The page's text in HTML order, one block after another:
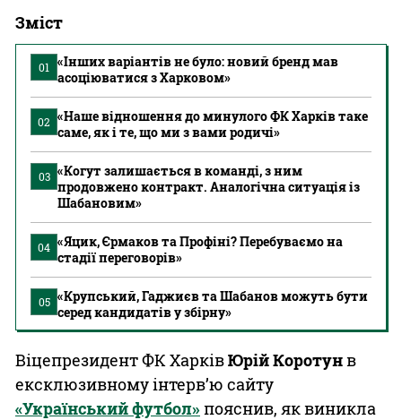
Зміст
01
«Інших варіантів не було: новий бренд мав
асоціюватися з Харковом»
02 «Наше відношення до минулого ФК Харків таке
саме, як і те, що ми з вами родичі»
03 «Когут залишається в команді, з ним
продовжено контракт. Аналогічна ситуація із
Шабановим»
04 «Яцик, Єрмаков та Профіні? Перебуваємо на
стадії переговорів»
05 «Крупський, Гаджиєв та Шабанов можуть бути
серед кандидатів у збірну»
Віцепрезидент ФК ХарківЮрій Коротунв
ексклюзивному інтерв’ю сайту
«Український футбол»пояснив, як виникла